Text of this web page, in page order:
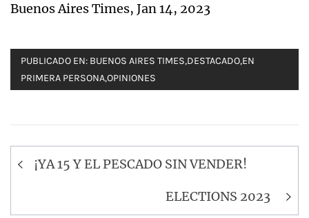
Buenos Aires Times, Jan 14, 2023
PUBLICADO EN: BUENOS AIRES TIMES,DESTACADO,EN
PRIMERA PERSONA,OPINIONES
Navegación
¡YA 15 Y EL PESCADO SIN VENDER!
ELECTIONS 2023